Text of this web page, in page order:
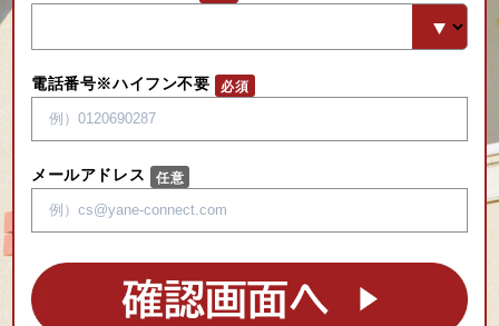
電話番号※ハイフン不要
メールアドレス